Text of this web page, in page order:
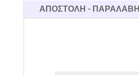
ΑΠΟΣΤΟΛΗ - ΠΑΡΑΛΑΒΗ